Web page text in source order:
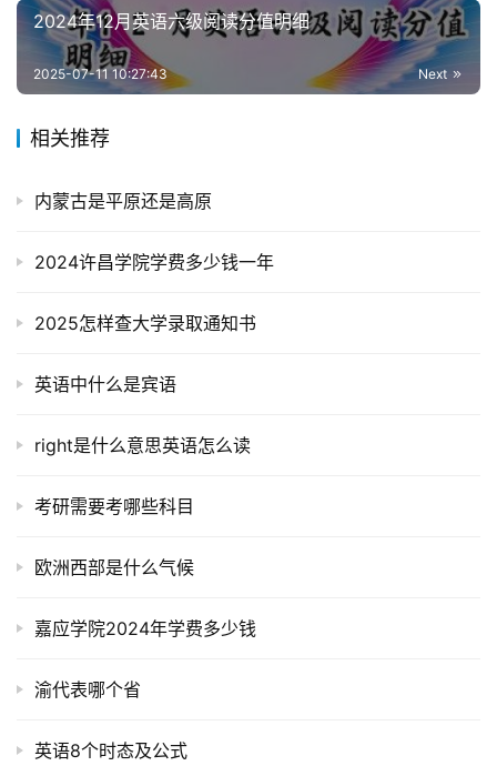
2024年12月英语六级阅读分值明细
Next
2025-07-11 10:27:43
相关推荐
内蒙古是平原还是高原
2024许昌学院学费多少钱一年
2025怎样查大学录取通知书
英语中什么是宾语
right是什么意思英语怎么读
考研需要考哪些科目
欧洲西部是什么气候
嘉应学院2024年学费多少钱
渝代表哪个省
英语8个时态及公式